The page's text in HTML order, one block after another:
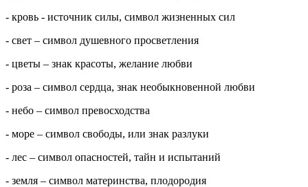
- кровь - источник силы, символ жизненных сил
- свет – символ душевного просветления
- цветы – знак красоты, желание любви
- роза – символ сердца, знак необыкновенной любви
- небо – символ превосходства
- море – символ свободы, или знак разлуки
- лес – символ опасностей, тайн и испытаний
- земля – символ материнства, плодородия